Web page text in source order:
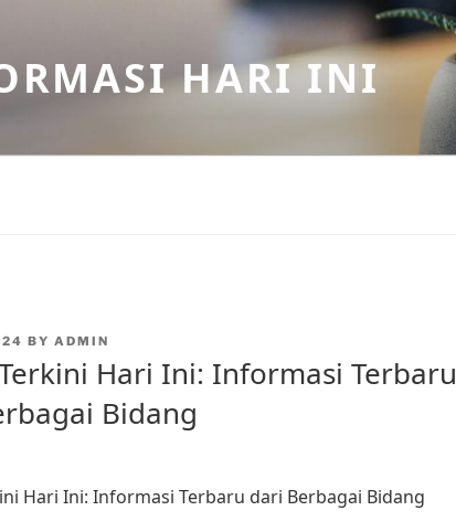
HARI INI
BY ADMIN
Hari Ini: Informasi Terbaru
Bidang
Hari Ini: Informasi Terbaru dari Berbagai Bidang